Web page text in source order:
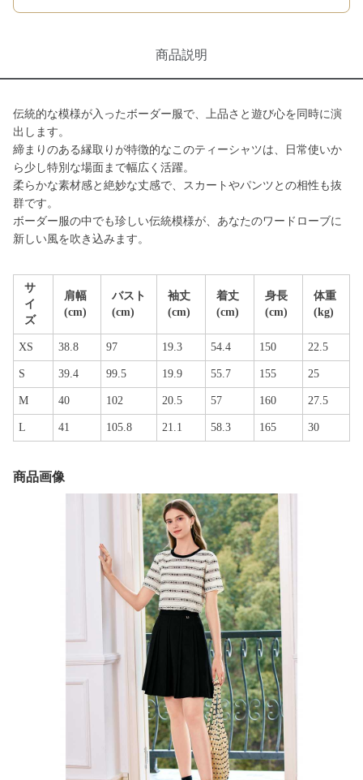
商品説明
伝統的な模様が入ったボーダー服で、上品さと遊び心を同時に演
出します。
締まりのある縁取りが特徴的なこのティーシャツは、日常使いか
ら少し特別な場面まで幅広く活躍。
柔らかな素材感と絶妙な丈感で、スカートやパンツとの相性も抜
群です。
ボーダー服の中でも珍しい伝統模様が、あなたのワードローブに
新しい風を吹き込みます。
サ
イ
ズ
肩幅
(cm)
バスト
(cm)
袖丈
(cm)
着丈
(cm)
身長
(cm)
体重
(kg)
XS 38.8 97 19.3 54.4 150 22.5
S 39.4 99.5 19.9 55.7 155 25
M 40 102 20.5 57 160 27.5
L 41 105.8 21.1 58.3 165 30
商品画像